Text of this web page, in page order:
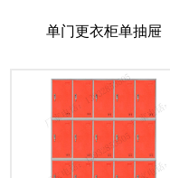
单门更衣柜单抽屉